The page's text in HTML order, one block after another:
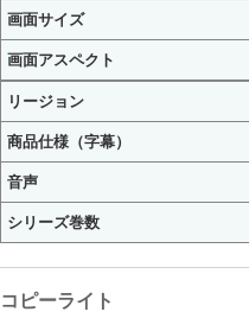
画面サイズ
画面アスペクト
リージョン
商品仕様（字幕）
音声
シリーズ巻数
コピーライト